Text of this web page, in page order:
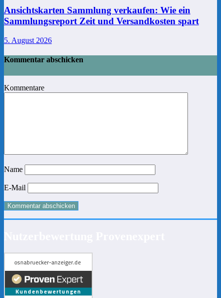
Ansichtskarten Sammlung verkaufen: Wie ein
Sammlungsreport Zeit und Versandkosten spart
5. August 2026
Kommentar abschicken
Kommentare
Name
E-Mail